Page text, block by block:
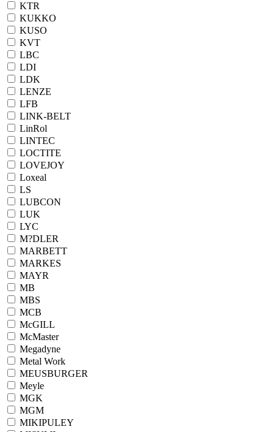
KTR
KUKKO
KUSO
KVT
LBC
LDI
LDK
LENZE
LFB
LINK-BELT
LinRol
LINTEC
LOCTITE
LOVEJOY
Loxeal
LS
LUBCON
LUK
LYC
M?DLER
MARBETT
MARKES
MAYR
MB
MBS
MCB
McGILL
McMaster
Megadyne
Metal Work
MEUSBURGER
Meyle
MGK
MGM
MIKIPULEY